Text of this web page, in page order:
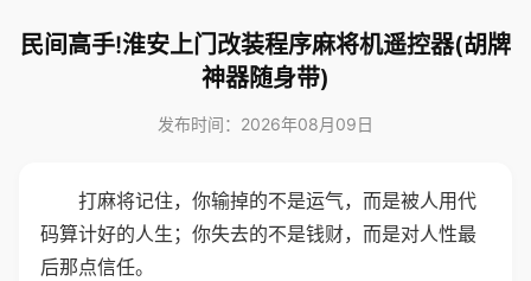
民间高手!淮安上门改装程序麻将机遥控器(胡牌
神器随身带)
发布时间：2026年08月09日
打麻将记住，你输掉的不是运气，而是被人用代
码算计好的人生；你失去的不是钱财，而是对人性最
后那点信任。